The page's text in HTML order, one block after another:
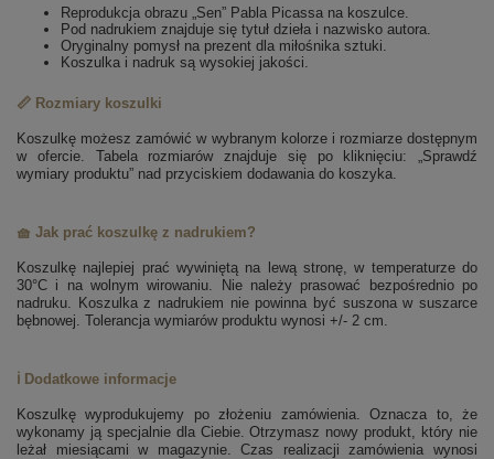
Reprodukcja obrazu „Sen” Pabla Picassa na koszulce.
Pod nadrukiem znajduje się tytuł dzieła i nazwisko autora.
Oryginalny pomysł na prezent dla miłośnika sztuki.
Koszulka i nadruk są wysokiej jakości.
📏 Rozmiary koszulki
Koszulkę możesz zamówić w wybranym kolorze i rozmiarze dostępnym
w ofercie. Tabela rozmiarów znajduje się po kliknięciu: „Sprawdź
wymiary produktu” nad przyciskiem dodawania do koszyka.
🧺 Jak prać koszulkę z nadrukiem?
Koszulkę najlepiej prać wywiniętą na lewą stronę, w temperaturze do
30°C i na wolnym wirowaniu. Nie należy prasować bezpośrednio po
nadruku. Koszulka z nadrukiem nie powinna być suszona w suszarce
bębnowej. Tolerancja wymiarów produktu wynosi +/- 2 cm.
ℹ️ Dodatkowe informacje
Koszulkę wyprodukujemy po złożeniu zamówienia. Oznacza to, że
wykonamy ją specjalnie dla Ciebie. Otrzymasz nowy produkt, który nie
leżał miesiącami w magazynie. Czas realizacji zamówienia wynosi